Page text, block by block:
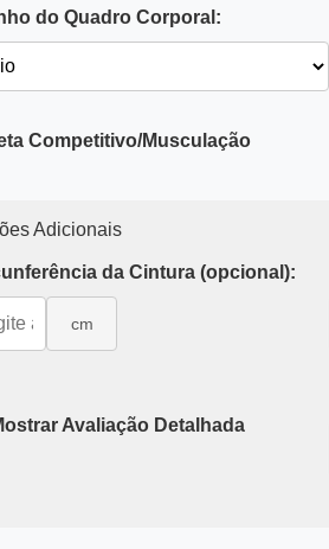
do Quadro Corporal:
Competitivo/Musculação
Adicionais
da Cintura (opcional):
cm
Avaliação Detalhada